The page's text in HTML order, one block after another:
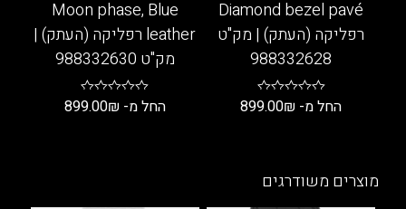
Diamond bezel pavé
רפליקה (העתק) | מק"ט
988332628
החל מ- 899.00₪
יש
Moon phase, Blue
leather רפליקה (העתק) |
מק"ט 988332630
החל מ- 899.00₪
מוצרים משודרגים